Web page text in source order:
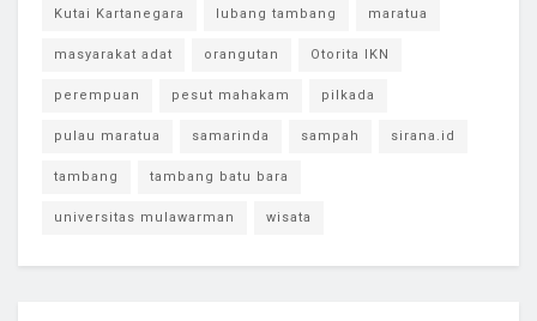
Kutai Kartanegara lubang tambang maratua
masyarakat adat orangutan Otorita IKN
perempuan pesut mahakam pilkada
pulau maratua samarinda sampah sirana.id
tambang tambang batu bara
universitas mulawarman wisata